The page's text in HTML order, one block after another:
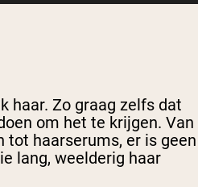
Vegan Protein
haar. Zo graag zelfs dat
om het te krijgen. Van
tot haarserums, er is geen
lang, weelderig haar